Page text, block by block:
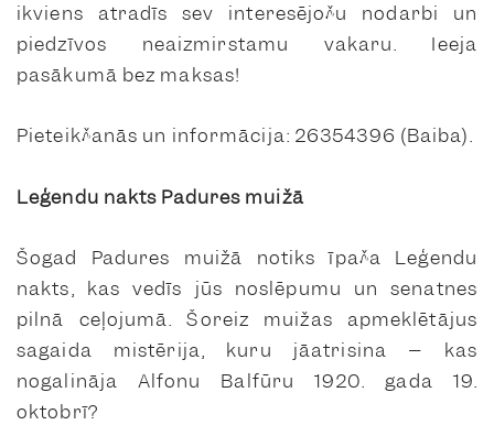
ikviens atradīs sev interesējošu nodarbi un
piedzīvos neaizmirstamu vakaru. Ieeja
pasākumā bez maksas!
Pieteikšanās un informācija: 26354396 (Baiba).
Leģendu nakts Padures muižā
Šogad Padures muižā notiks īpaša Leģendu
nakts, kas vedīs jūs noslēpumu un senatnes
pilnā ceļojumā. Šoreiz muižas apmeklētājus
sagaida mistērija, kuru jāatrisina – kas
nogalināja Alfonu Balfūru 1920. gada 19.
oktobrī?